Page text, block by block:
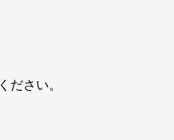
ださい。